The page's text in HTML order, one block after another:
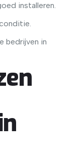
installeren.
bedrijven in